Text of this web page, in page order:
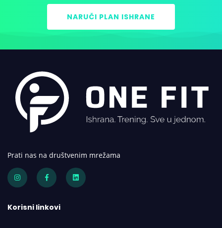
NARUČI PLAN ISHRANE
Prati nas na društvenim mrežama
Korisni linkovi